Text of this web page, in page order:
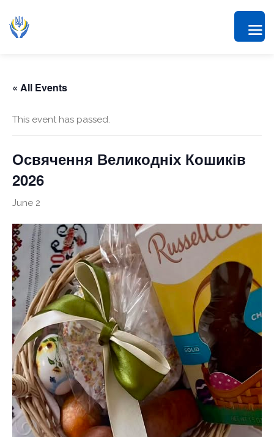
« All Events
This event has passed.
Освячення Великодніх Кошиків
2026
June 2